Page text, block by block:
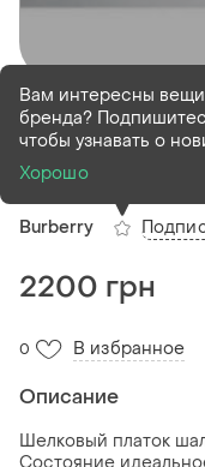
Деактивирован1 шт
Шелковый
состояние
Burberry
Вам интересны вещи
бренда?
чтобы узнавать о
Хорошо
2200 грн
0 В избранное
Описание
Шелковый платок